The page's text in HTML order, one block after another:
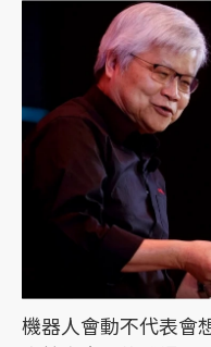
機器人會動不代表會